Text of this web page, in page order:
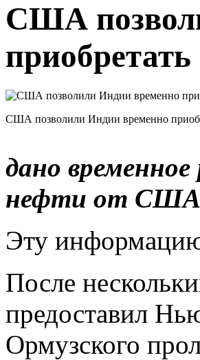
США
США позволили Индии временно
дано временное
нефти от
Эту
После
предоставил
Ормузского